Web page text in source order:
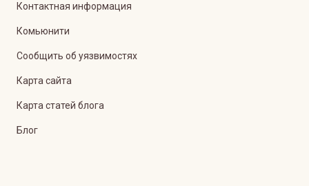
Контактная информация
Комьюнити
Сообщить об уязвимостях
Карта сайта
Карта статей блога
Блог